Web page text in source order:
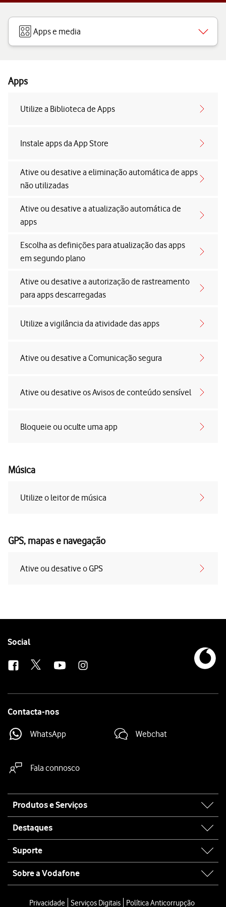
Apps e media
Apps
Utilize a Biblioteca de Apps
Instale apps da App Store
Ative ou desative a eliminação automática de apps
não utilizadas
Ative ou desative a atualização automática de
apps
Escolha as definições para atualização das apps
em segundo plano
Ative ou desative a autorização de rastreamento
para apps descarregadas
Utilize a vigilância da atividade das apps
Ative ou desative a Comunicação segura
Ative ou desative os Avisos de conteúdo sensível
Bloqueie ou oculte uma app
Música
Utilize o leitor de música
GPS, mapas e navegação
Ative ou desative o GPS
Follow
Social
Contacta-nos
WhatsApp Webchat
Fala connosco
map
Produtos e Serviços
Destaques
Suporte
Sobre a Vodafone
Privacidade Serviços Digitais Política Anticorrupção